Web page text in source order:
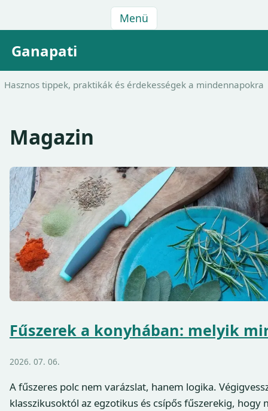
Menü
Ganapati
Hasznos tippek, praktikák és érdekességek a mindennapokra
Magazin
Fűszerek a konyhában: melyik
2026. 07. 06.
A fűszeres polc nem varázslat, hanem logika.
klasszikusoktól az egzotikus és csípős fűszerekig,